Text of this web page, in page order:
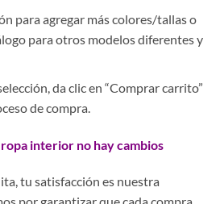
para agregar más colores/tallas o
para otros modelos diferentes y
da clic en “Comprar carrito”
de compra.
interior no hay cambios
tu satisfacción es nuestra